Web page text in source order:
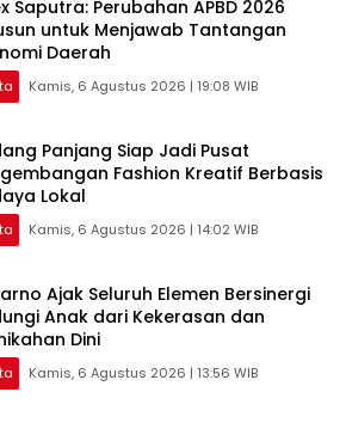
Saputra: Perubahan APBD 2026
untuk Menjawab Tantangan
Daerah
Kamis, 6 Agustus 2026 | 19:08 WIB
Panjang Siap Jadi Pusat
Fashion Kreatif Berbasis
Lokal
Kamis, 6 Agustus 2026 | 14:02 WIB
Ajak Seluruh Elemen Bersinergi
Anak dari Kekerasan dan
Dini
Kamis, 6 Agustus 2026 | 13:56 WIB